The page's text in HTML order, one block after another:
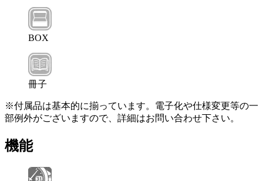
BOX
冊子
※付属品は基本的に揃っています。電子化や仕様変更等の一
部例外がございますので、詳細はお問い合わせ下さい。
機能